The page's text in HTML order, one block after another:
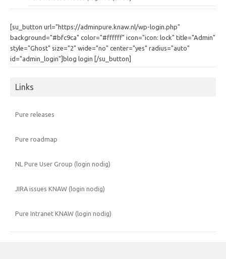
[su_button url="https://adminpure.knaw.nl/wp-login.php"
background="#bfc9ca" color="#ffffff" icon="icon: lock" title="Admin"
style="Ghost" size="2" wide="no" center="yes" radius="auto"
id="admin_login"]blog login [/su_button]
Links
Pure releases
Pure roadmap
NL Pure User Group (login nodig)
JIRA issues KNAW (login nodig)
Pure Intranet KNAW (login nodig)